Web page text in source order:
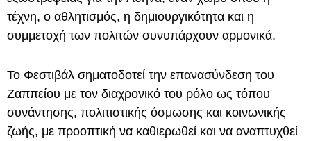
τέχνη, ο αθλητισμός, η δημιουργικότητα και η
συμμετοχή των πολιτών συνυπάρχουν αρμονικά.
Το Φεστιβάλ σηματοδοτεί την επανασύνδεση του
Ζαππείου με τον διαχρονικό του ρόλο ως τόπου
συνάντησης, πολιτιστικής όσμωσης και κοινωνικής
ζωής, με προοπτική να καθιερωθεί και να αναπτυχθεί